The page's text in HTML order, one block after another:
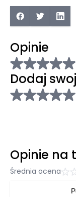
Opinie
Dodaj
Opinie na
Średnia ocena